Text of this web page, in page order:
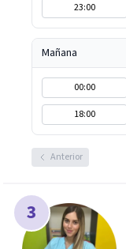
23:00
Mañana
00:00
18:00
Anterior
3